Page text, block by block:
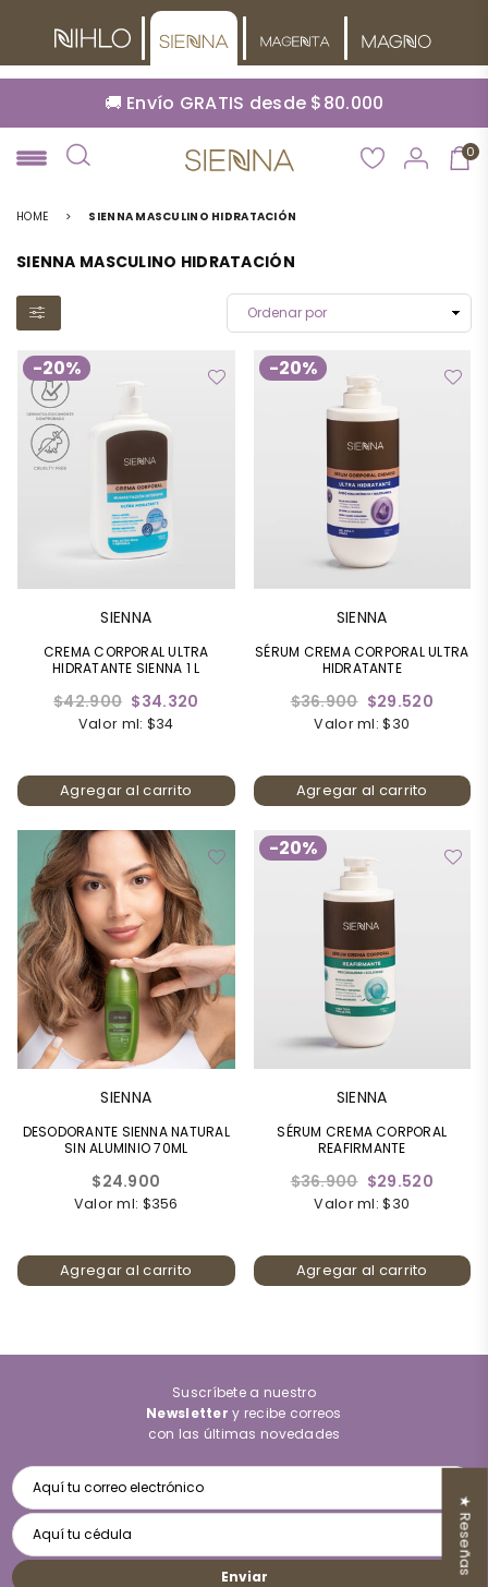
🚚 Envío GRATIS desde $80.000
0
HOME > SIENNA MASCULINO HIDRATACIÓN
SIENNA MASCULINO HIDRATACIÓN
-20%
SIENNA
CREMA CORPORAL ULTRA
HIDRATANTE SIENNA 1 L
Precio
habitual
$42.900 $34.320
Valor ml: $34
Agregar al carrito
-20%
SIENNA
SÉRUM CREMA CORPORAL ULTRA
HIDRATANTE
Precio
habitual
$36.900 $29.520
Valor ml: $30
Agregar al carrito
SIENNA
DESODORANTE SIENNA NATURAL
SIN ALUMINIO 70ML
Precio
habitual
$24.900
Valor ml: $356
Agregar al carrito
-20%
SIENNA
SÉRUM CREMA CORPORAL
REAFIRMANTE
Precio
habitual
$36.900 $29.520
Valor ml: $30
Agregar al carrito
Suscríbete a nuestro
Newsletter y recibe correos
con las últimas novedades
Enviar
★ Reseñas